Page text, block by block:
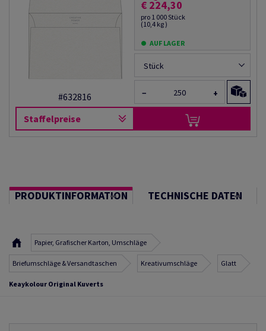
#632816
Staffelpreise
€ 224,30
pro 1 000 Stück
(10,4 kg )
AUF LAGER
Stück
− +
PRODUKTINFORMATION TECHNISCHE DATEN
Papier, Grafischer Karton, Umschläge
Briefumschläge & Versandtaschen Kreativumschläge Glatt
Keaykolour Original Kuverts